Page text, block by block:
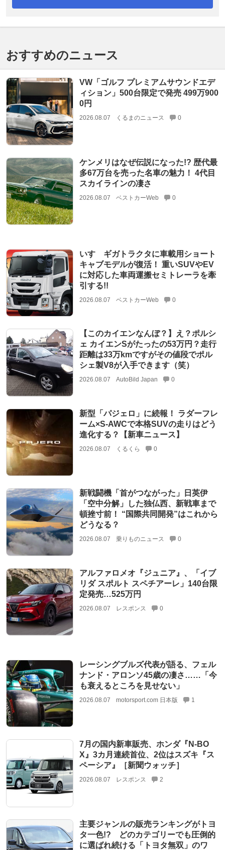
おすすめのニュース
VW「ゴルフ プレミアムサウンドエデ
ィション」500台限定で発売 499万900
0円
2026.08.07 くるまのニュース 0
ケンメリはなぜ伝説になった!? 歴代最
多67万台を売った名車の魅力！ 4代目
スカイラインの凄さ
2026.08.07 ベストカーWeb 0
いすゞギガトラクタに車載用ショート
キャブモデルが復活！ 重いSUVやEV
に対応した車両運搬セミトレーラを牽
引する!!
2026.08.07 ベストカーWeb 0
【このカイエンなんぼ？】え？ポルシ
ェ カイエンSがたったの53万円？走行
距離は33万kmですがその値段でポル
シェ製V8が入手できます（笑）
2026.08.07 AutoBild Japan 0
新型「パジェロ」に続報！ ラダーフレ
ーム×S-AWCで本格SUVの走りはどう
進化する？【新車ニュース】
2026.08.07 くるくら 0
新戦闘機「首がつながった」日英伊
「空中分解」した独仏西、新戦車まで
頓挫寸前！ “国際共同開発”はこれから
どうなる？
2026.08.07 乗りものニュース 0
アルファロメオ『ジュニア』、「イブ
リダ スポルト スペチアーレ」140台限
定発売…525万円
2026.08.07 レスポンス 0
レーシングブルズ代表が語る、フェル
ナンド・アロンソ45歳の凄さ……「今
も衰えるところを見せない」
2026.08.07 motorsport.com 日本版 1
7月の国内新車販売、ホンダ『N-BO
X』3カ月連続首位、2位はスズキ『ス
ペーシア』［新聞ウォッチ］
2026.08.07 レスポンス 2
主要ジャンルの販売ランキングがトヨ
タ一色!? どのカテゴリーでも圧倒的
に選ばれ続ける「トヨタ無双」のワ